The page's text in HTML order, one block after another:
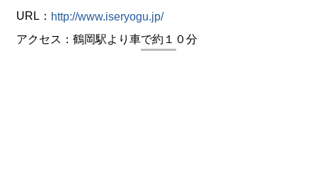
URL： http://www.iseryogu.jp/
アクセス：鶴岡駅より車で約１０分